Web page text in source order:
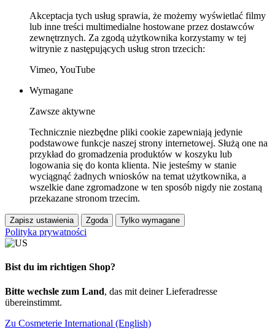
Akceptacja tych usług sprawia, że możemy wyświetlać filmy
lub inne treści multimedialne hostowane przez dostawców
zewnętrznych. Za zgodą użytkownika korzystamy w tej
witrynie z następujących usług stron trzecich:
Vimeo, YouTube
Wymagane
Zawsze aktywne
Technicznie niezbędne pliki cookie zapewniają jedynie
podstawowe funkcje naszej strony internetowej. Służą one na
przykład do gromadzenia produktów w koszyku lub
logowania się do konta klienta. Nie jesteśmy w stanie
wyciągnąć żadnych wniosków na temat użytkownika, a
wszelkie dane zgromadzone w ten sposób nigdy nie zostaną
przekazane stronom trzecim.
Zapisz ustawienia Zgoda Tylko wymagane
Polityka prywatności
Bist du im richtigen Shop?
Bitte wechsle zum Land, das mit deiner Lieferadresse
übereinstimmt.
Zu Cosmeterie International (English)